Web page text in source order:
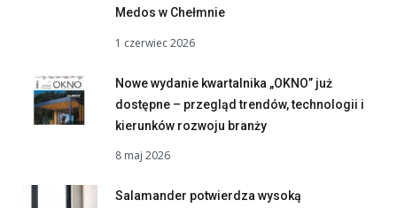
Medos w Chełmnie
1 czerwiec 2026
Nowe wydanie kwartalnika „OKNO” już
dostępne – przegląd trendów, technologii i
kierunków rozwoju branży
8 maj 2026
Salamander potwierdza wysoką